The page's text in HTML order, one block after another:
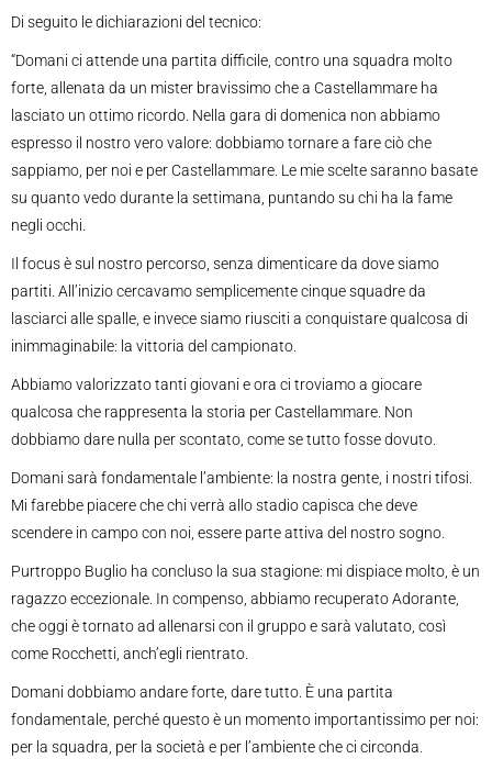
Di seguito le dichiarazioni del tecnico:
“Domani ci attende una partita difficile, contro una squadra molto
forte, allenata da un mister bravissimo che a Castellammare ha
lasciato un ottimo ricordo. Nella gara di domenica non abbiamo
espresso il nostro vero valore: dobbiamo tornare a fare ciò che
sappiamo, per noi e per Castellammare. Le mie scelte saranno basate
su quanto vedo durante la settimana, puntando su chi ha la fame
negli occhi.
Il focus è sul nostro percorso, senza dimenticare da dove siamo
partiti. All’inizio cercavamo semplicemente cinque squadre da
lasciarci alle spalle, e invece siamo riusciti a conquistare qualcosa di
inimmaginabile: la vittoria del campionato.
Abbiamo valorizzato tanti giovani e ora ci troviamo a giocare
qualcosa che rappresenta la storia per Castellammare. Non
dobbiamo dare nulla per scontato, come se tutto fosse dovuto.
Domani sarà fondamentale l’ambiente: la nostra gente, i nostri tifosi.
Mi farebbe piacere che chi verrà allo stadio capisca che deve
scendere in campo con noi, essere parte attiva del nostro sogno.
Purtroppo Buglio ha concluso la sua stagione: mi dispiace molto, è un
ragazzo eccezionale. In compenso, abbiamo recuperato Adorante,
che oggi è tornato ad allenarsi con il gruppo e sarà valutato, così
come Rocchetti, anch’egli rientrato.
Domani dobbiamo andare forte, dare tutto. È una partita
fondamentale, perché questo è un momento importantissimo per noi:
per la squadra, per la società e per l’ambiente che ci circonda.